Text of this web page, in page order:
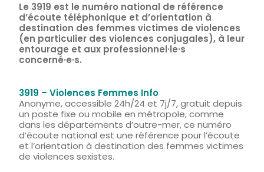
Le 3919 est le numéro national de référence
d’écoute téléphonique et d’orientation à
destination des femmes victimes de violences
(en particulier des violences conjugales), à leur
entourage et aux professionnel·le·s
concerné·e·s.
3919 – Violences Femmes Info
Anonyme, accessible 24h/24 et 7j/7, gratuit depuis
un poste fixe ou mobile en métropole, comme
dans les départements d’outre-mer, ce numéro
d’écoute national est une référence pour l’écoute
et l’orientation à destination des femmes victimes
de violences sexistes.